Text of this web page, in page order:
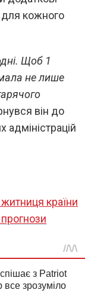
для кожного
Щоб 1
не лише
він до
адміністрацій
країни